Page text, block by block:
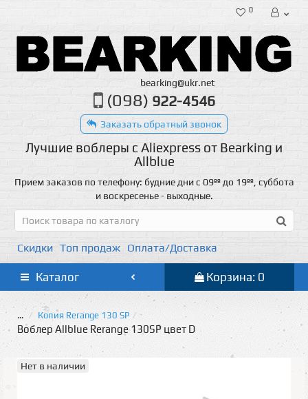
0
bearking@ukr.net
(098) 922-4546
Заказать обратный звонок
Лучшие воблеры с Aliexpress от Bearking и
Allblue
Прием заказов по телефону: будние дни с 09ºº до 19ºº, суббота
и воскресенье - выходные.
Скидки Топ продаж Оплата/Доставка
Каталог Корзина: 0
... Копия Rerange 130 SP
Воблер Allblue Rerange 130SP цвет D
Нет в наличии